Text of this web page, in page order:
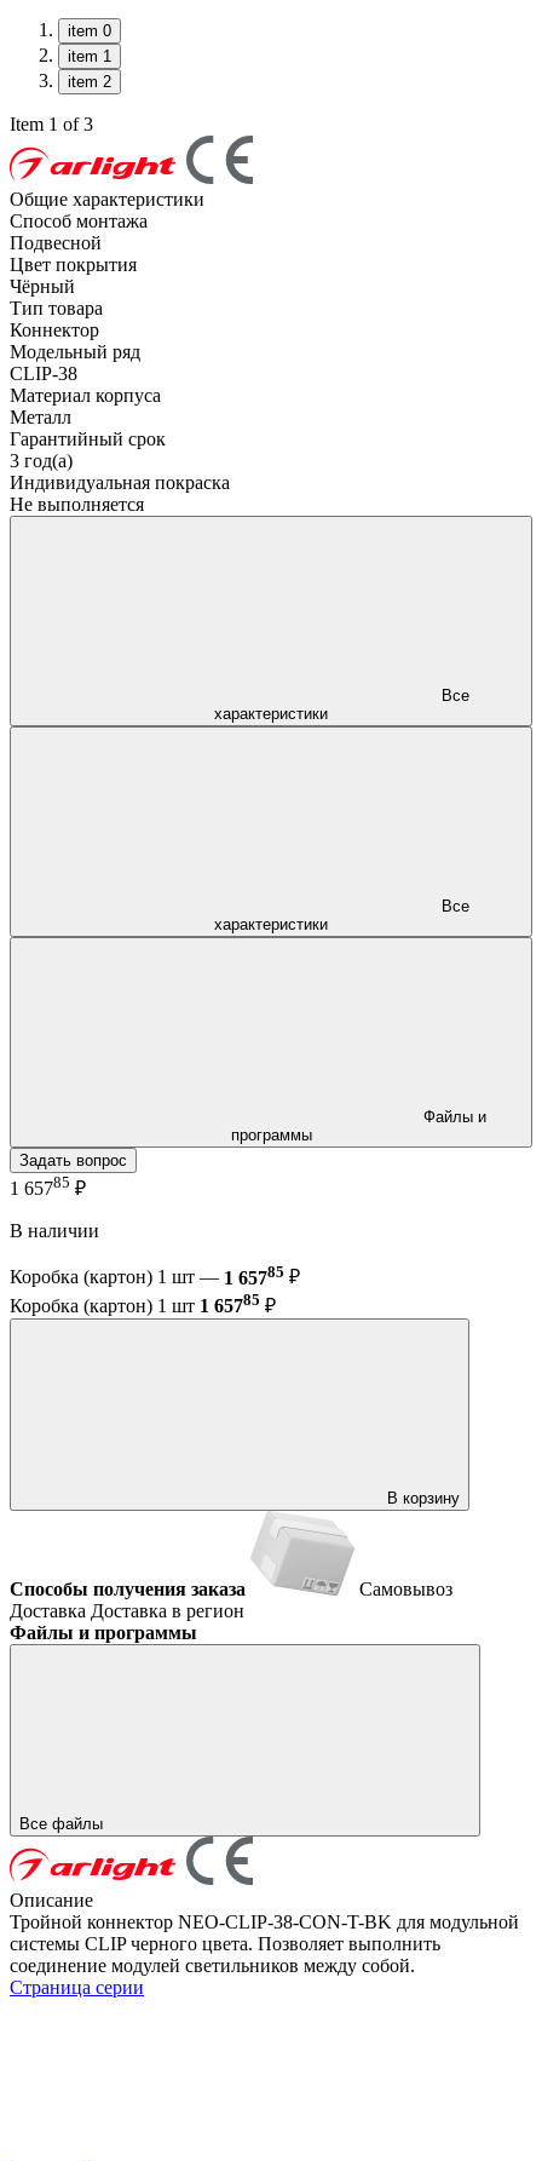
item 0
item 1
item 2
Item 1 of 3
Общие характеристики
Способ монтажа
Подвесной
Цвет покрытия
Чёрный
Тип товара
Коннектор
Модельный ряд
CLIP-38
Материал корпуса
Металл
Гарантийный срок
3 год(а)
Индивидуальная покраска
Не выполняется
характеристики
характеристики
программы
Задать вопрос
1 65785 ₽
В наличии
Коробка (картон) 1 шт — 1 65785 ₽
Коробка (картон) 1 шт 1 65785 ₽
В корзину
Способы получения заказа
Самовывоз
Доставка Доставка в регион
Файлы и программы
Все файлы
Описание
Тройной коннектор NEO-CLIP-38-CON-T-BK для модульной
системы CLIP черного цвета. Позволяет выполнить
соединение модулей светильников между собой.
Страница серии